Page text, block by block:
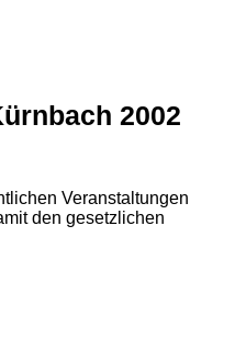
2002
Veranstaltungen
den gesetzlichen